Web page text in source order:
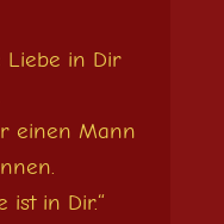
Liebe in Dir
einen Mann
ist in Dir.“